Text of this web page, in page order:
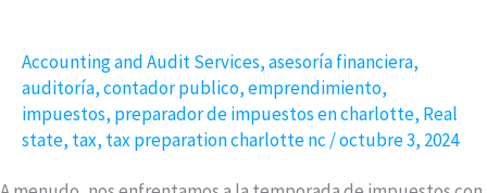
Accounting and Audit Services,asesoría financiera,
auditoría,contador publico,emprendimiento,
impuestos, preparador de impuestos en charlotte, Real
state, tax, tax preparation charlotte nc/octubre 3, 2024
Sin
Estrés
Tiempo